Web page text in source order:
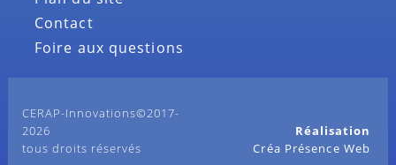
Contact
Foire aux questions
CERAP-Innovations©2017-
2026
tous droits réservés
Réalisation
Créa Présence Web